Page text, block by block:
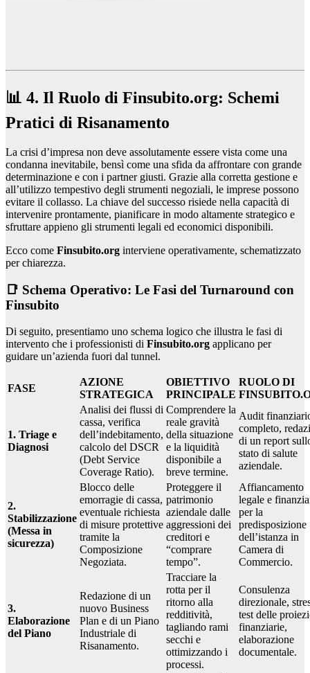
📊 4. Il Ruolo di Finsubito.org: Schemi
Pratici di Risanamento
La crisi d’impresa non deve assolutamente essere vista come una
condanna inevitabile, bensì come una sfida da affrontare con grande
determinazione e con i partner giusti. Grazie alla corretta gestione e
all’utilizzo tempestivo degli strumenti negoziali, le imprese possono
evitare il collasso. La chiave del successo risiede nella capacità di
intervenire prontamente, pianificare in modo altamente strategico e
sfruttare appieno gli strumenti legali ed economici disponibili.
Ecco come Finsubito.org interviene operativamente, schematizzato
per chiarezza.
📑 Schema Operativo: Le Fasi del Turnaround con
Finsubito
Di seguito, presentiamo uno schema logico che illustra le fasi di
intervento che i professionisti di Finsubito.org applicano per
guidare un’azienda fuori dal tunnel.
FASE
AZIONE
STRATEGICA
OBIETTIVO
PRINCIPALE
RUOLO DI
1. Triage e
Diagnosi
Analisi dei flussi di
cassa, verifica
dell’indebitamento,
calcolo del DSCR
(Debt Service
Coverage Ratio).
Comprendere la
reale gravità
della situazione
e la liquidità
disponibile a
breve termine.
Audit
completo,
di un report
stato di salute
aziendale.
2.
Stabilizzazione
(Messa in
sicurezza)
Blocco delle
emorragie di cassa,
eventuale richiesta
di misure protettive
tramite la
Composizione
Negoziata.
Proteggere il
patrimonio
aziendale dalle
aggressioni dei
creditori e
“comprare
tempo”.
Affiancamento
legale e
per la
predisposizione
dell’istanza in
Camera di
Commercio.
3.
Elaborazione
del Piano
Redazione di un
nuovo Business
Plan e di un Piano
Industriale di
Risanamento.
Tracciare la
rotta per il
ritorno alla
redditività,
tagliando rami
secchi e
ottimizzando i
processi.
Consulenza
direzionale,
test delle
finanziarie,
elaborazione
documentale.